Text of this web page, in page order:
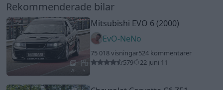
Rekommenderade bilar
20 5
Mitsubishi EVO 6 (2000)
EvO-NeNo
75 018 visningar524 kommentarer
579
22 juni 11